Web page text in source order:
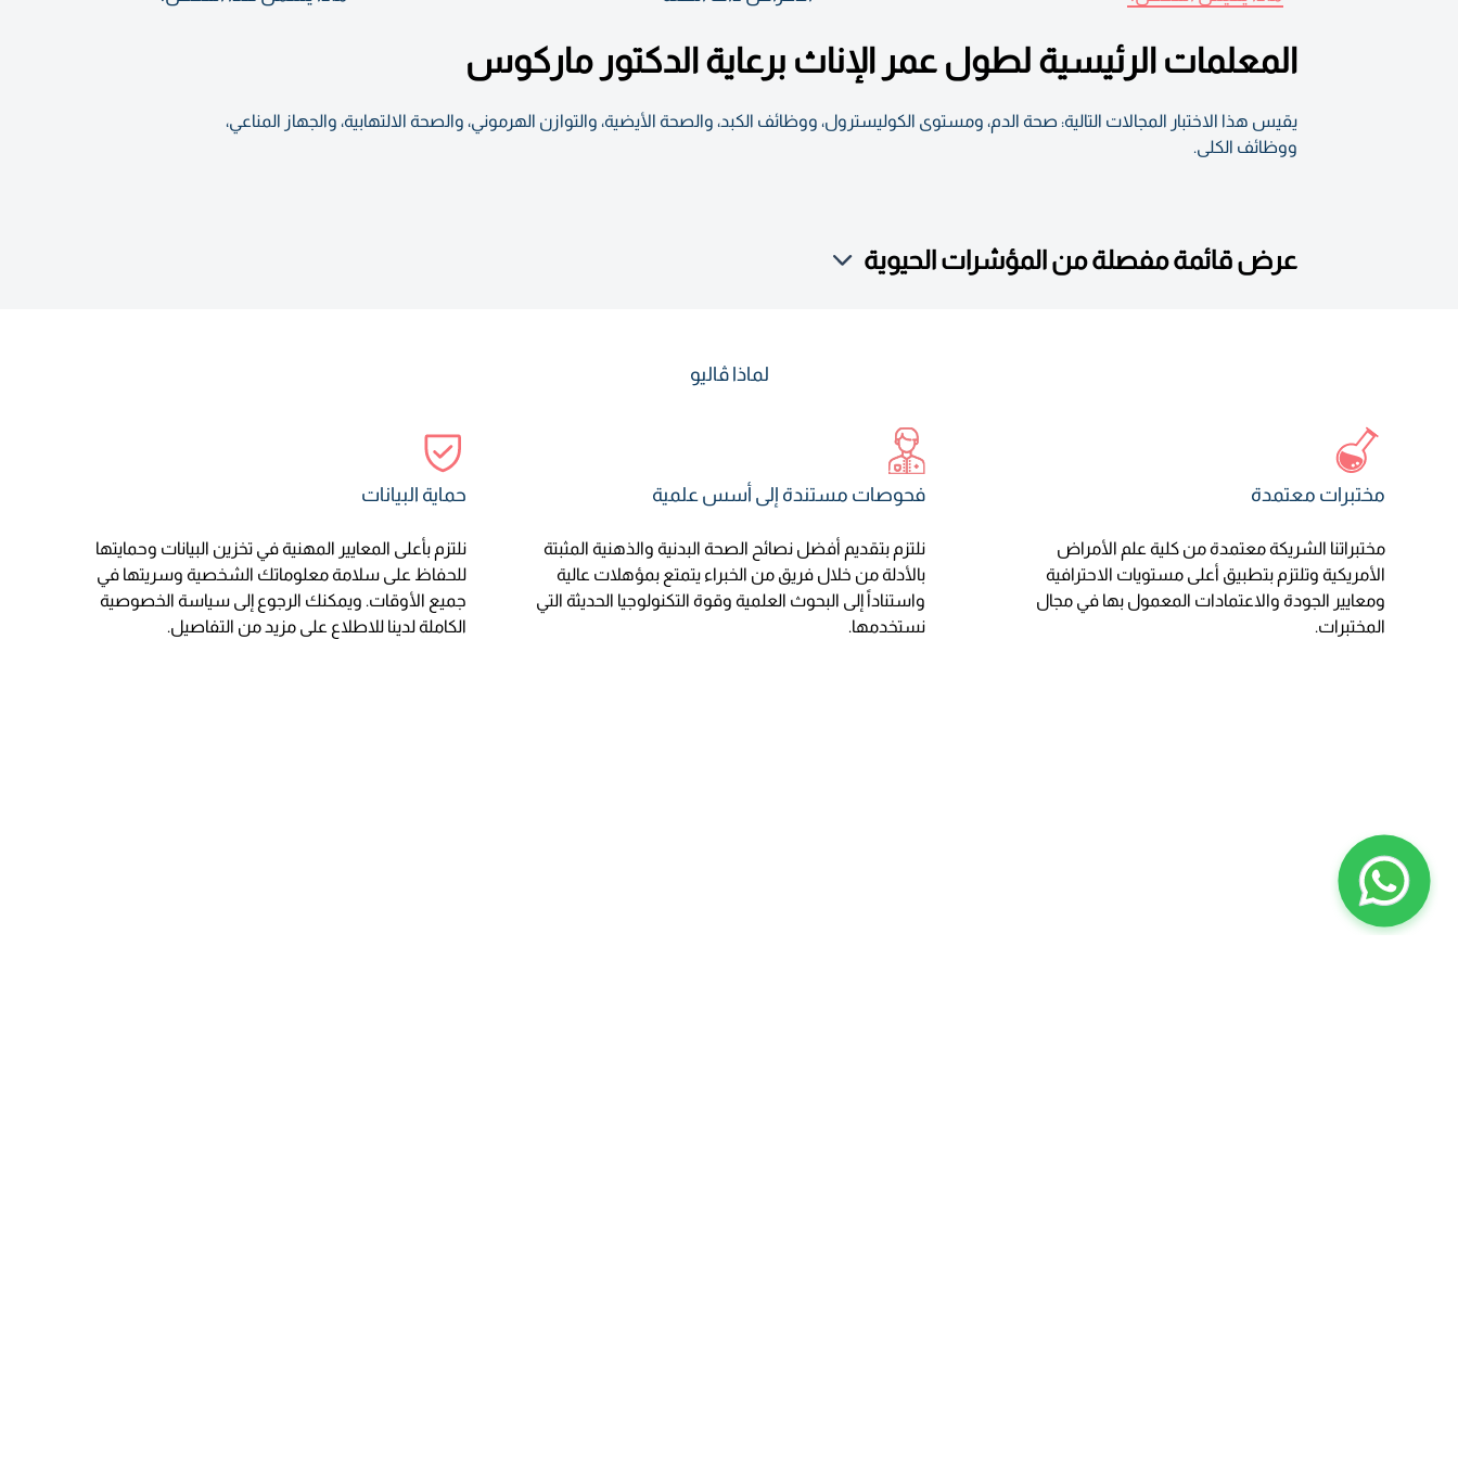
المعلمات الرئيسية لطول عمر الإناث برعاية الدكتور ماركوس
يقيس هذا الاختبار المجالات التالية: صحة الدم، ومستوى الكوليسترول، ووظائف الكبد، والصحة الأيضية، والتوازن الهرموني، والصحة الالتهابية، والجهاز المناعي،
ووظائف الكلى.
عرض قائمة مفصلة من المؤشرات الحيوية
لماذا ڤاليو
مختبرات معتمدة
مختبراتنا الشريكة معتمدة من كلية علم الأمراض
الأمريكية وتلتزم بتطبيق أعلى مستويات الاحترافية
ومعايير الجودة والاعتمادات المعمول بها في مجال
المختبرات.
فحوصات مستندة إلى أسس علمية
نلتزم بتقديم أفضل نصائح الصحة البدنية والذهنية المثبتة
بالأدلة من خلال فريق من الخبراء يتمتع بمؤهلات عالية
واستناداً إلى البحوث العلمية وقوة التكنولوجيا الحديثة التي
نستخدمها.
حماية البيانات
نلتزم بأعلى المعايير المهنية في تخزين البيانات وحمايتها
للحفاظ على سلامة معلوماتك الشخصية وسريتها في
جميع الأوقات. ويمكنك الرجوع إلى سياسة الخصوصية
الكاملة لدينا للاطلاع على مزيد من التفاصيل.